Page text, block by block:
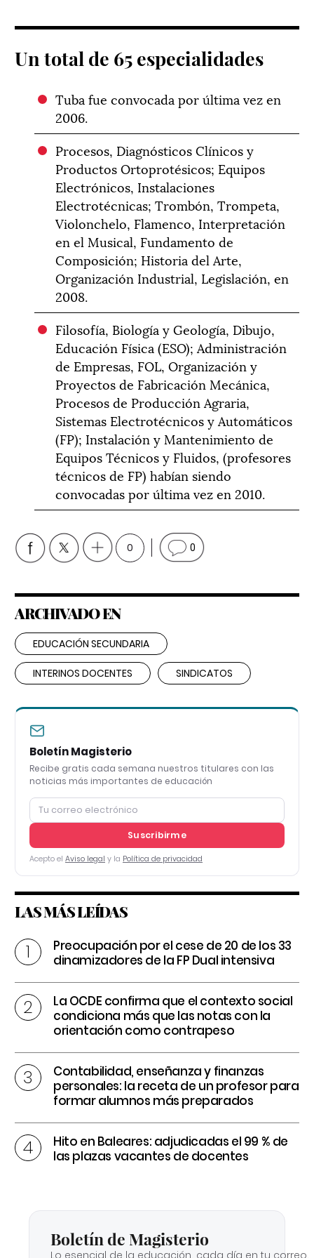
Un total de 65 especialidades
Tuba fue convocada por última vez en
2006.
Procesos, Diagnósticos Clínicos y
Productos Ortoprotésicos; Equipos
Electrónicos, Instalaciones
Electrotécnicas; Trombón, Trompeta,
Violonchelo, Flamenco, Interpretación
en el Musical, Fundamento de
Composición; Historia del Arte,
Organización Industrial, Legislación, en
2008.
Filosofía, Biología y Geología, Dibujo,
Educación Física (ESO); Administración
de Empresas, FOL, Organización y
Proyectos de Fabricación Mecánica,
Procesos de Producción Agraria,
Sistemas Electrotécnicos y Automáticos
(FP); Instalación y Mantenimiento de
Equipos Técnicos y Fluidos, (profesores
técnicos de FP) habían siendo
convocadas por última vez en 2010.
0 0
ARCHIVADO EN
EDUCACIÓN SECUNDARIA
INTERINOS DOCENTES SINDICATOS
Boletín Magisterio
Recibe gratis cada semana nuestros titulares con las
noticias más importantes de educación
Suscribirme
Acepto el Aviso legal y la Política de privacidad
LAS MÁS LEÍDAS
Preocupación por el cese de 20 de los 33
dinamizadores de la FP Dual intensiva
La OCDE confirma que el contexto social
condiciona más que las notas con la
orientación como contrapeso
Contabilidad, enseñanza y finanzas
personales: la receta de un profesor para
formar alumnos más preparados
Hito en Baleares: adjudicadas el 99 % de
las plazas vacantes de docentes
Boletín de Magisterio
Lo esencial de la educación, cada día en tu correo.